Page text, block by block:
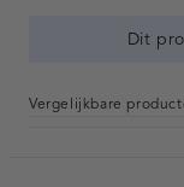
Dit
Vergelijkbare